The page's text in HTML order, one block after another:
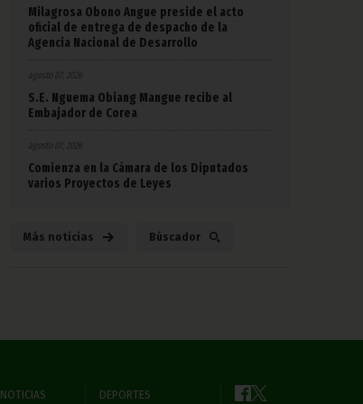
Milagrosa Obono Angue preside el acto
oficial de entrega de despacho de la
Agencia Nacional de Desarrollo
agosto 07, 2026
S.E. Nguema Obiang Mangue recibe al
Embajador de Corea
agosto 07, 2026
Comienza en la Cámara de los Diputados
varios Proyectos de Leyes
Más noticias Búscador
NOTICIAS DEPORTES